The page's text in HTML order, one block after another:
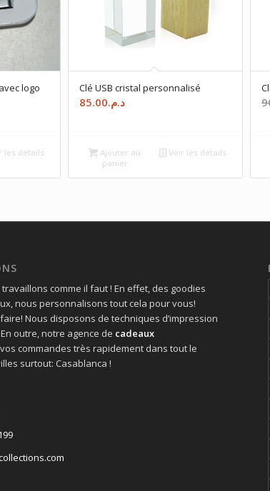
logo
les détails
Clé USB cristal personnalisé
د.م.85.00
Ajouter au
panier
Voir les détails
comme il faut ! En effet, des goodies
nous personnalisons tout cela pour vous!
Nous disposons de techniques d’impression
outre, notre agence de cadeaux
commandes très rapidement dans tout le
surtout: Casablanca !